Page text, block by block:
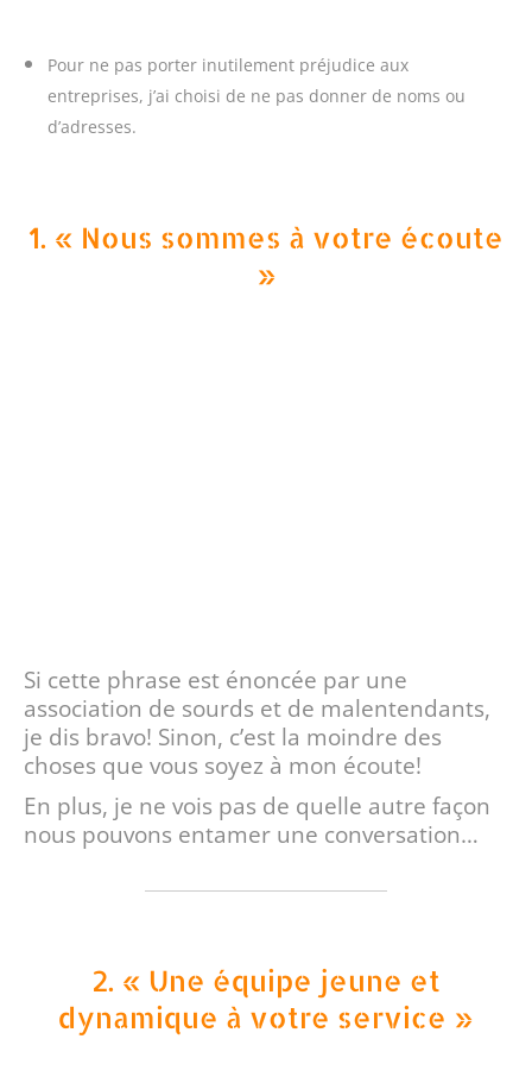
Pour ne pas porter inutilement préjudice aux
entreprises, j’ai choisi de ne pas donner de noms ou
d’adresses.
1. « Nous sommes à votre écoute
»
Si cette phrase est énoncée par une
association de sourds et de malentendants,
je dis bravo! Sinon, c’est la moindre des
choses que vous soyez à mon écoute!
En plus, je ne vois pas de quelle autre façon
nous pouvons entamer une conversation…
2. « Une équipe jeune et
dynamique à votre service »